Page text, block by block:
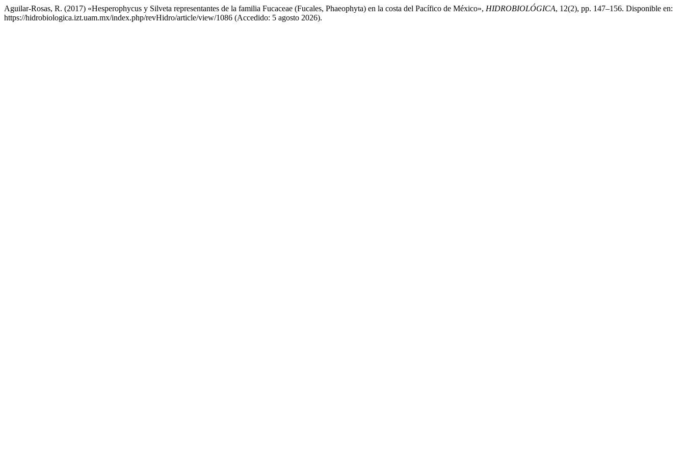
Aguilar-Rosas, R. (2017) «Hesperophycus y Silveta representantes de la familia Fucaceae (Fucales, Phaeophyta) en la costa del Pacífico de México», HIDROBIOLÓGICA, 12(2), pp. 147–156. Disponible en:
https://hidrobiologica.izt.uam.mx/index.php/revHidro/article/view/1086 (Accedido: 5 agosto 2026).